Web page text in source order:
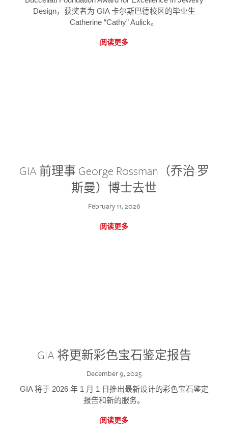
Design，获奖者为 GIA 卡尔斯巴德校区的毕业生
Catherine “Cathy” Aulick。
阅读更多
GIA 前理事 George Rossman（乔治·罗
斯曼）博士去世
February 11, 2026
阅读更多
GIA 将更新彩色宝石鉴定报告
December 9, 2025
GIA 将于 2026 年 1 月 1 日推出最新设计的彩色宝石鉴定
报告和新的服务。
阅读更多